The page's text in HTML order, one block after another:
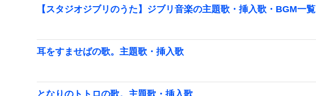
【スタジオジブリのうた】ジブリ音楽の主題歌・挿入歌・BGM一覧
耳をすませばの歌。主題歌・挿入歌
となりのトトロの歌。主題歌・挿入歌